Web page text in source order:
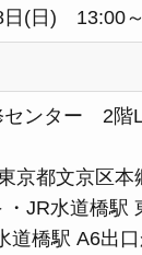
日(日) 13:00
センター 2階
京都文京区
・JR水道橋駅
道橋駅 A6出